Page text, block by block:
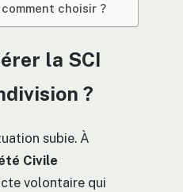
choisir ?
la SCI
?
subie. À
Civile
volontaire qui